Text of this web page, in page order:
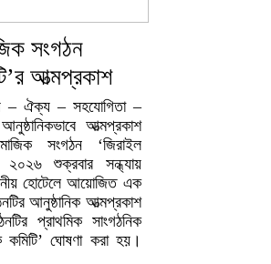
সংগঠন
আত্মপ্রকাশ
– ঐক্য – সহযোগিতা –
আত্মপ্রকাশ
সংগঠন ‘জিরাইল
শুক্রবার সন্ধ্যায়
হোটেলে আয়োজিত এক
আনুষ্ঠানিক আত্মপ্রকাশ
প্রাথমিক সাংগঠনিক
ঘোষণা করা হয়।